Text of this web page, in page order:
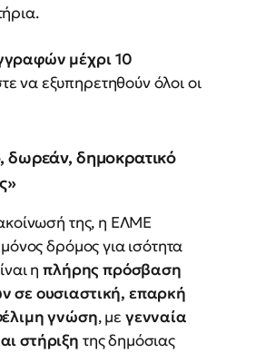
μέχρι 10
να εξυπηρετηθούν όλοι οι
δωρεάν, δημοκρατικό
της, η ΕΛΜΕ
δρόμος για ισότητα
ηπλήρης πρόσβαση
σε ουσιαστική, επαρκή
γνώση, με γενναία
στήριξη της δημόσιας